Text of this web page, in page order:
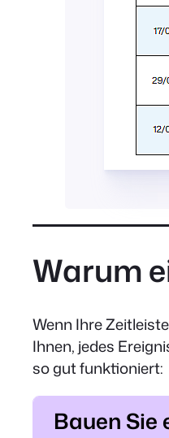
Warum
Wenn Ihre
Ihnen, jedes
so gut funktioniert:
Bauen Sie